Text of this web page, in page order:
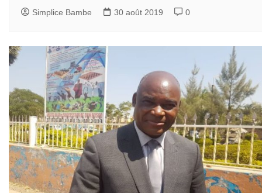
Simplice Bambe 30 août 2019 0